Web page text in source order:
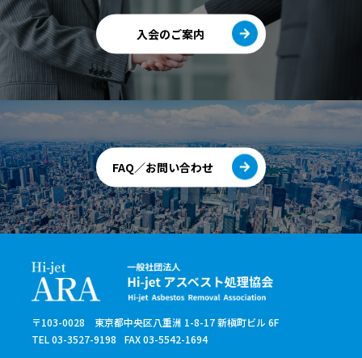
入会のご案内
FAQ／お問い合わせ
〒103-0028 東京都中央区八重洲 1-8-17 新槇町ビル 6F
TEL 03-3527-9198
FAX 03-5542-1694